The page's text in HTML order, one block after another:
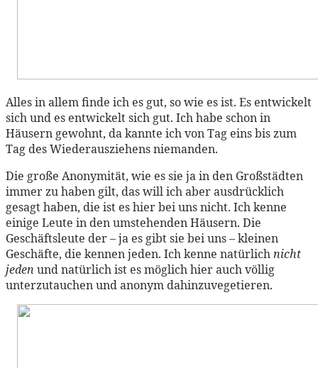
Alles in allem finde ich es gut, so wie es ist. Es entwickelt
sich und es entwickelt sich gut. Ich habe schon in
Häusern gewohnt, da kannte ich von Tag eins bis zum
Tag des Wiederausziehens niemanden.
Die große Anonymität, wie es sie ja in den Großstädten
immer zu haben gilt, das will ich aber ausdrücklich
gesagt haben, die ist es hier bei uns nicht. Ich kenne
einige Leute in den umstehenden Häusern. Die
Geschäftsleute der – ja es gibt sie bei uns – kleinen
Geschäfte, die kennen jeden. Ich kenne natürlichnicht
jeden und natürlich ist es möglich hier auch völlig
unterzutauchen und anonym dahinzuvegetieren.